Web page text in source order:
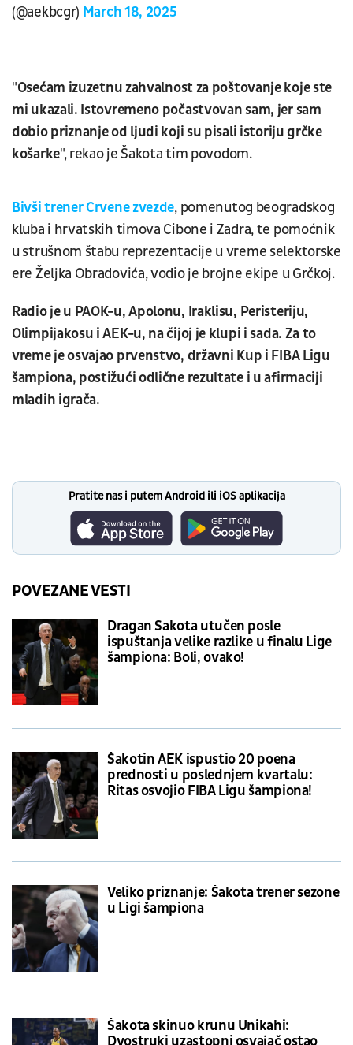
(@aekbcgr) March 18, 2025
"Osećam izuzetnu zahvalnost za poštovanje koje ste
mi ukazali. Istovremeno počastvovan sam, jer sam
dobio priznanje od ljudi koji su pisali istoriju grčke
košarke", rekao je Šakota tim povodom.
Bivši trener Crvene zvezde, pomenutog beogradskog
kluba i hrvatskih timova Cibone i Zadra, te pomoćnik
u strušnom štabu reprezentacije u vreme selektorske
ere Željka Obradovića, vodio je brojne ekipe u Grčkoj.
Radio je u PAOK-u, Apolonu, Iraklisu, Peristeriju,
Olimpijakosu i AEK-u, na čijoj je klupi i sada. Za to
vreme je osvajao prvenstvo, državni Kup i FIBA Ligu
šampiona, postižući odlične rezultate i u afirmaciji
mladih igrača.
Pratite nas i putem Android ili iOS aplikacija
POVEZANE VESTI
Dragan Šakota utučen posle
ispuštanja velike razlike u finalu Lige
šampiona: Boli, ovako!
Šakotin AEK ispustio 20 poena
prednosti u poslednjem kvartalu:
Ritas osvojio FIBA Ligu šampiona!
Veliko priznanje: Šakota trener sezone
u Ligi šampiona
Šakota skinuo krunu Unikahi:
Dvostruki uzastopni osvajač ostao